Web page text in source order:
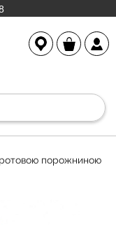
порожниною